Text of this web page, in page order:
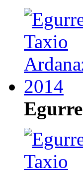
Egurre